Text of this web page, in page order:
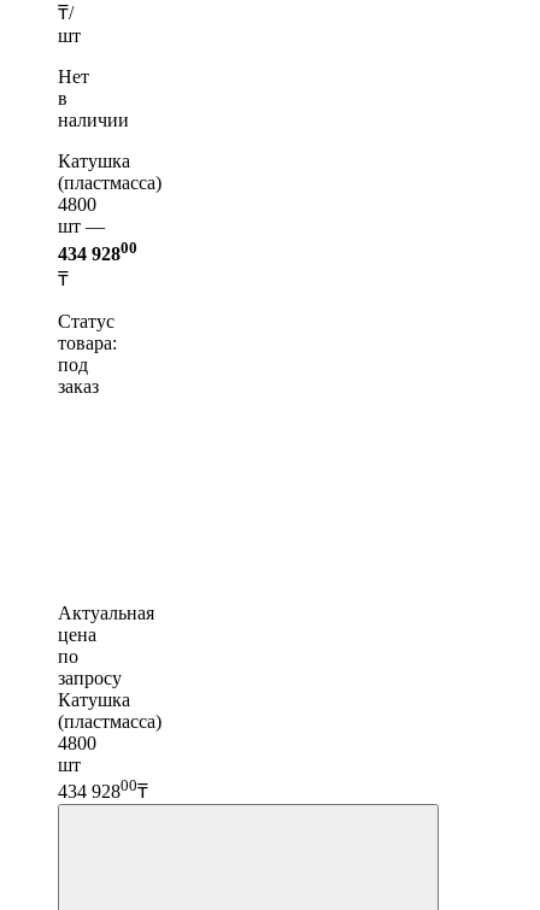
₸/
шт
Нет
в
наличии
Катушка
(пластмасса)
4800
шт —
434 92800
₸
Статус
товара:
под
заказ
Актуальная
цена
по
запросу
Катушка
(пластмасса)
4800
шт
434 92800₸